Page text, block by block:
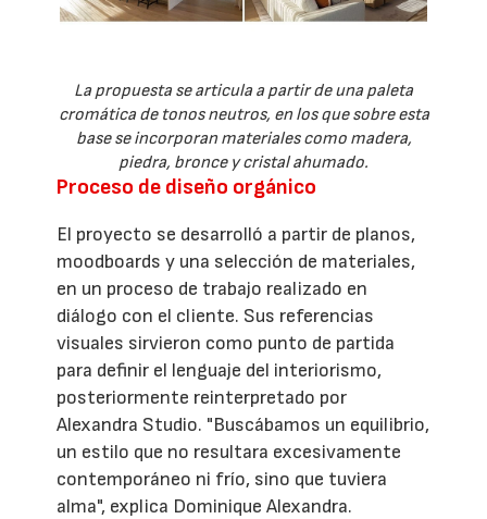
La propuesta se articula a partir de una paleta
cromática de tonos neutros, en los que sobre esta
base se incorporan materiales como madera,
piedra, bronce y cristal ahumado.
Proceso de diseño orgánico
El proyecto se desarrolló a partir de planos,
moodboards y una selección de materiales,
en un proceso de trabajo realizado en
diálogo con el cliente. Sus referencias
visuales sirvieron como punto de partida
para definir el lenguaje del interiorismo,
posteriormente reinterpretado por
Alexandra Studio. "Buscábamos un equilibrio,
un estilo que no resultara excesivamente
contemporáneo ni frío, sino que tuviera
alma", explica Dominique Alexandra.